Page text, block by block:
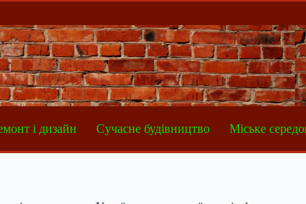
і дизайн Сучасне будівництво Міське